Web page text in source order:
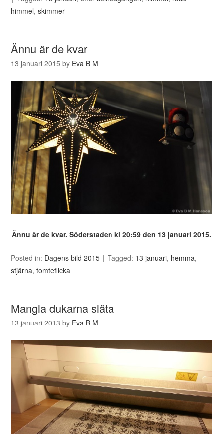
himmel,skimmer
Ännu är de kvar
13 januari 2015 by Eva B M
Ännu är de kvar. Söderstaden kl 20:59 den 13 januari 2015.
Posted in: Dagens bild 2015 Tagged: 13 januari, hemma,
stjärna,tomteflicka
Mangla dukarna släta
13 januari 2013 by Eva B M